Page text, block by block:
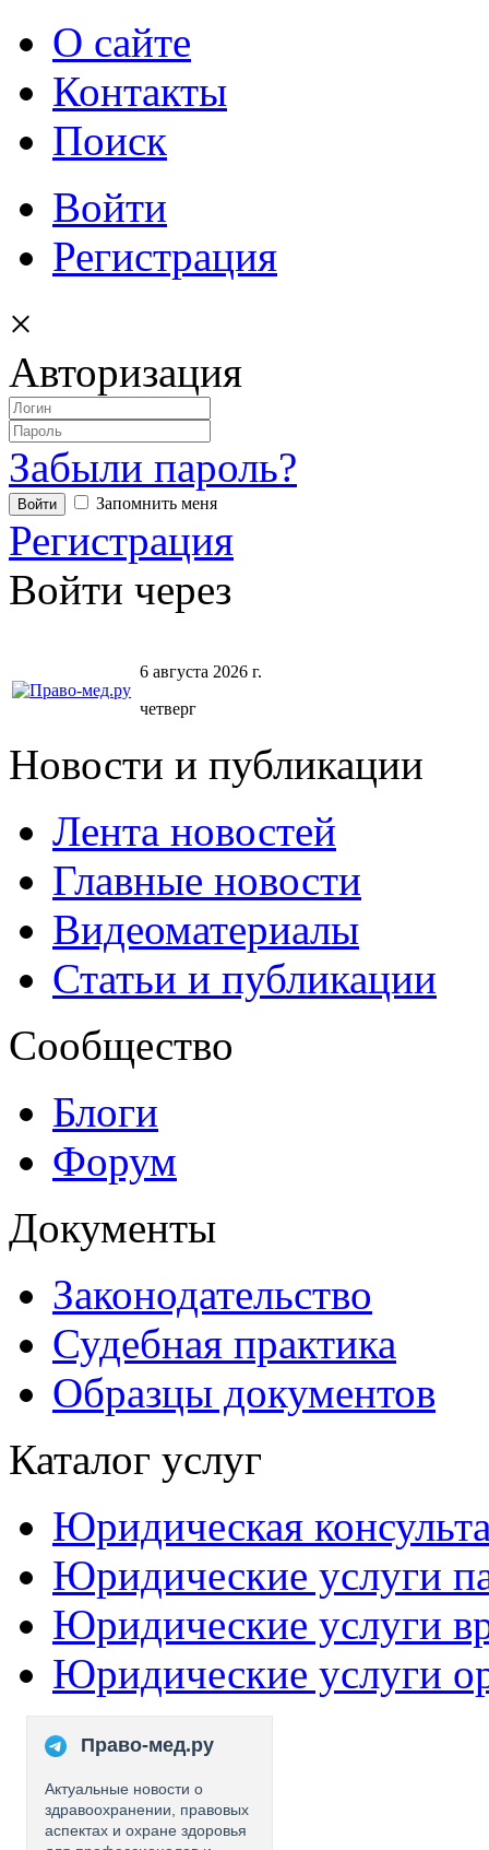
О сайте
Контакты
Поиск
Войти
Регистрация
×
Авторизация
Забыли пароль?
Запомнить меня
Регистрация
Войти через
6 августа 2026 г.
четверг
Новости и публикации
Лента новостей
Главные новости
Видеоматериалы
Статьи и публикации
Сообщество
Блоги
Форум
Документы
Законодательство
Судебная практика
Образцы документов
Каталог услуг
Юридическая
Юридические услуги
Юридические услуги
Юридические услуги
Право-мед.ру
Актуальные новости о
здравоохранении, правовых
аспектах и охране здоровья